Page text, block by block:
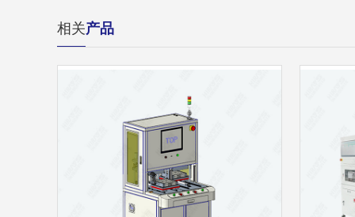
相关产品